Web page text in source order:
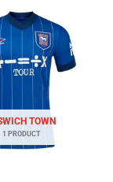
TOWN
1 PRODUCT